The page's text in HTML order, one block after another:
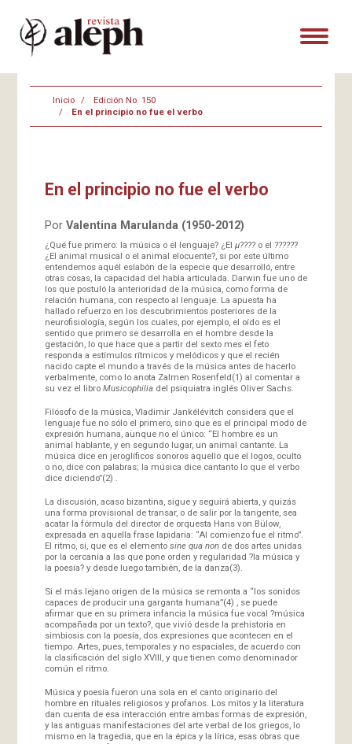
Inicio
Edición No. 150
En el principio no fue el verbo
En el principio no fue el verbo
Por Valentina Marulanda (1950-2012)
¿Qué fue primero: la música o el lenguaje? ¿El µ????o el ??????
¿El animal musical o el animal elocuente?, si por este último
entendemos aquél eslabón de la especie que desarrolló, entre
otras cosas, la capacidad del habla articulada. Darwin fue uno de
los que postuló la anterioridad de la música, como forma de
relación humana, con respecto al lenguaje. La apuesta ha
hallado refuerzo en los descubrimientos posteriores de la
neurofisiología, según los cuales, por ejemplo, el oído es el
sentido que primero se desarrolla en el hombre desde la
gestación, lo que hace que a partir del sexto mes el feto
responda a estímulos rítmicos y melódicos y que el recién
nacido capte el mundo a través de la música antes de hacerlo
verbalmente, como lo anota Zalmen Rosenfeld(1) al comentar a
su vez el libro Musicophiliadel psiquiatra inglés Oliver Sachs.
Filósofo de la música, Vladimir Jankélévitch considera que el
lenguaje fue no sólo el primero, sino que es el principal modo de
expresión humana, aunque no el único: “El hombre es un
animal hablante, y en segundo lugar, un animal cantante. La
música dice en jeroglíficos sonoros aquello que el logos, oculto
o no, dice con palabras; la música dice cantanto lo que el verbo
dice diciendo”(2) .
La discusión, acaso bizantina, sigue y seguirá abierta, y quizás
una forma provisional de transar, o de salir por la tangente, sea
acatar la fórmula del director de orquesta Hans von Bülow,
expresada en aquella frase lapidaria: “Al comienzo fue el ritmo”.
El ritmo, sí, que es el elemento sine qua nonde dos artes unidas
por la cercanía a las que pone orden y regularidad ?la música y
la poesía? y desde luego también, de la danza(3).
Si el más lejano origen de la música se remonta a “los sonidos
capaces de producir una garganta humana”(4) , se puede
afirmar que en su primera infancia la música fue vocal ?música
acompañada por un texto?, que vivió desde la prehistoria en
simbiosis con la poesía, dos expresiones que acontecen en el
tiempo. Artes, pues, temporales y no espaciales, de acuerdo con
la clasificación del siglo XVIII, y que tienen como denominador
común el ritmo.
Música y poesía fueron una sola en el canto originario del
hombre en rituales religiosos y profanos. Los mitos y la literatura
dan cuenta de esa interacción entre ambas formas de expresión,
y las antiguas manifestaciones del arte verbal de los griegos, lo
mismo en la tragedia, que en la épica y la lírica, esas obras que